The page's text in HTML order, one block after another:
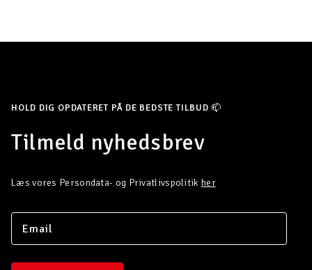
HOLD DIG OPDATERET PÅ DE BEDSTE TILBUD 📫
Tilmeld nyhedsbrev
Læs vores Persondata- og Privatlivspolitik her